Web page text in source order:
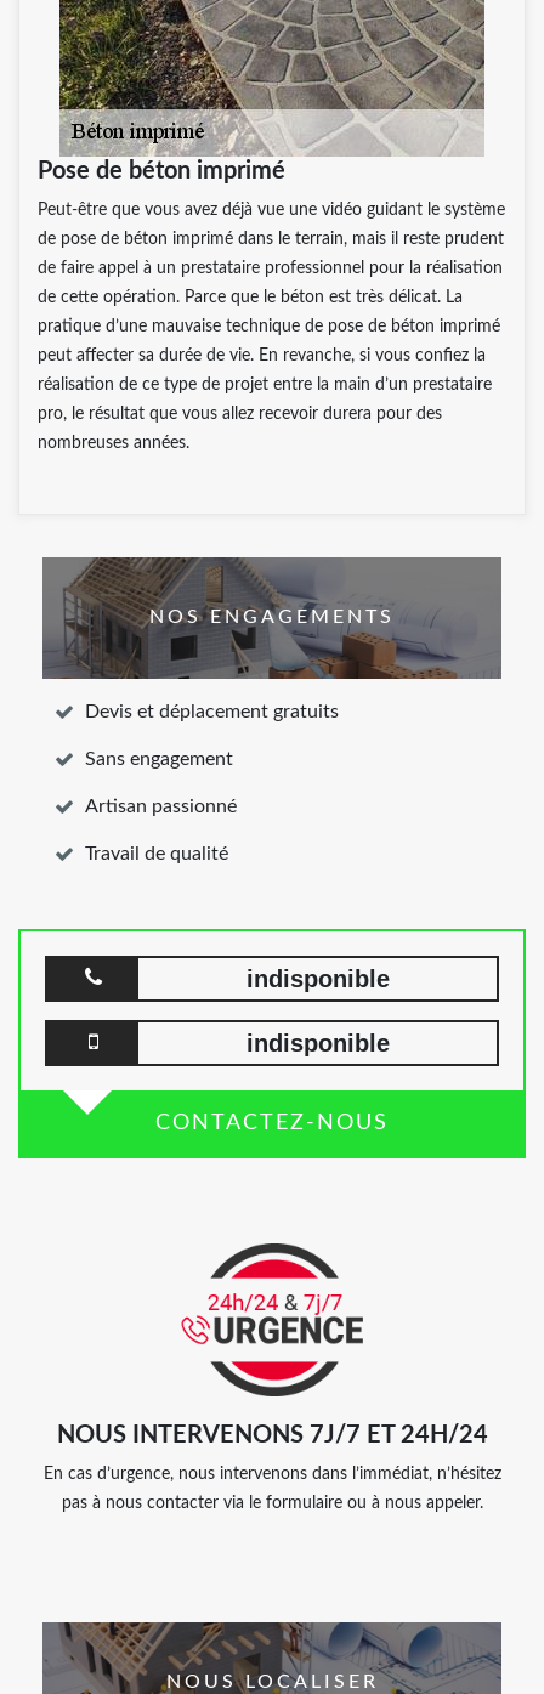
Pose de béton imprimé
Peut-être que vous avez déjà vue une vidéo guidant le système
de pose de béton imprimé dans le terrain, mais il reste prudent
de faire appel à un prestataire professionnel pour la réalisation
de cette opération. Parce que le béton est très délicat. La
pratique d’une mauvaise technique de pose de béton imprimé
peut affecter sa durée de vie. En revanche, si vous confiez la
réalisation de ce type de projet entre la main d’un prestataire
pro, le résultat que vous allez recevoir durera pour des
nombreuses années.
NOS ENGAGEMENTS
Devis et déplacement gratuits
Sans engagement
Artisan passionné
Travail de qualité
indisponible
indisponible
CONTACTEZ-NOUS
NOUS INTERVENONS 7J/7 ET 24H/24
En cas d’urgence, nous intervenons dans l’immédiat, n’hésitez
pas à nous contacter via le formulaire ou à nous appeler.
NOUS LOCALISER